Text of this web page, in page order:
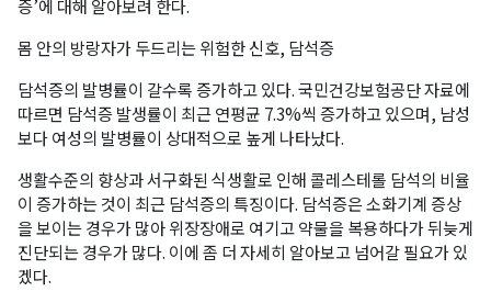
증’에 대해 알아보려 한다.
몸 안의 방랑자가 두드리는 위험한 신호, 담석증
담석증의 발병률이 갈수록 증가하고 있다. 국민건강보험공단 자료에
따르면 담석증 발생률이 최근 연평균 7.3%씩 증가하고 있으며, 남성
보다 여성의 발병률이 상대적으로 높게 나타났다.
생활수준의 향상과 서구화된 식생활로 인해 콜레스테롤 담석의 비율
이 증가하는 것이 최근 담석증의 특징이다. 담석증은 소화기계 증상
을 보이는 경우가 많아 위장장애로 여기고 약물을 복용하다가 뒤늦게
진단되는 경우가 많다. 이에 좀 더 자세히 알아보고 넘어갈 필요가 있
겠다.